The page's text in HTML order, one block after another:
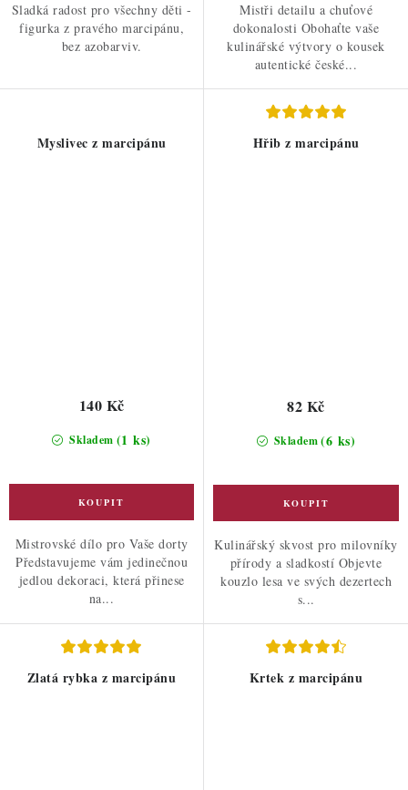
Sladká radost pro všechny děti -
figurka z pravého marcipánu,
bez azobarviv.
Mistři detailu a chuťové
dokonalosti Obohaťte vaše
kulinářské výtvory o kousek
autentické české...
Myslivec z marcipánu
Skladem (1 ks)
140 Kč
Mistrovské dílo pro Vaše dorty
Představujeme vám jedinečnou
jedlou dekoraci, která přinese
na...
Hřib z marcipánu
Skladem(6 ks)
82 Kč
Kulinářský skvost pro milovníky
přírody a sladkostí Objevte
kouzlo lesa ve svých dezertech
s...
Zlatá rybka z marcipánu Krtek z marcipánu